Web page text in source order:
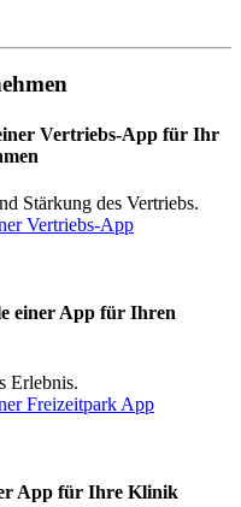
Vertriebs-App für Ihr
Stärkung des Vertriebs.
Vertriebs-App
einer App für Ihren
Erlebnis.
Freizeitpark App
App für Ihre Klinik